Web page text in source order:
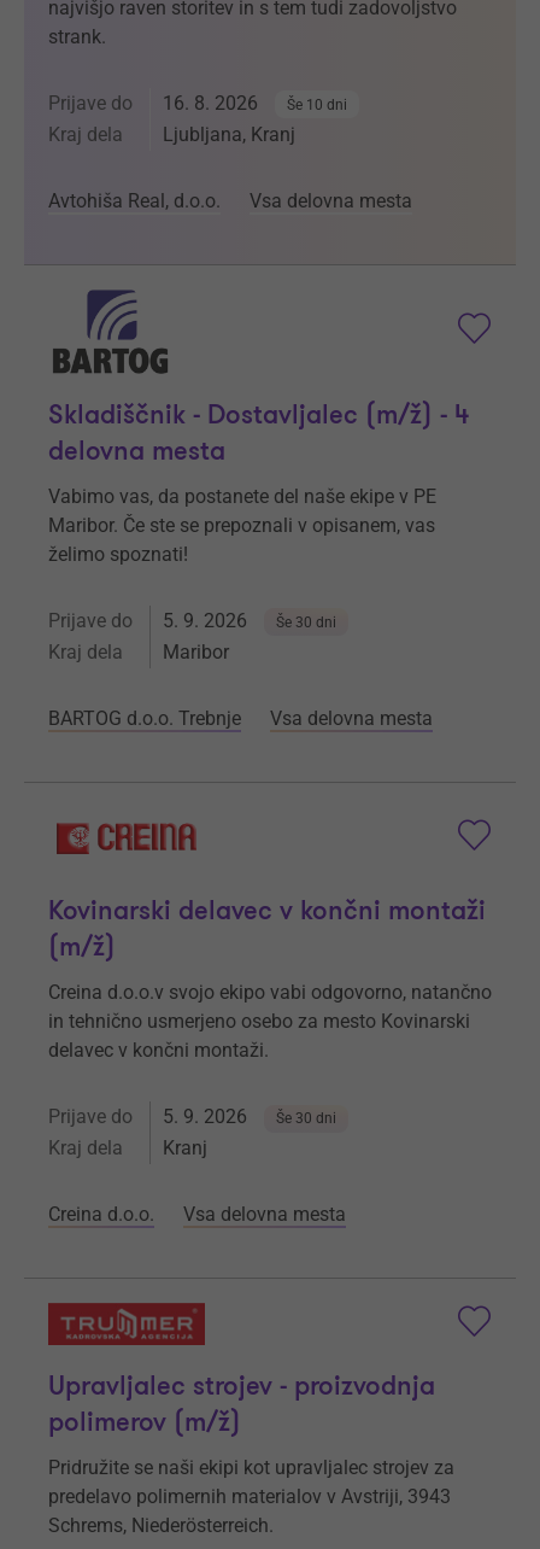
najvišjo raven storitev in s tem tudi zadovoljstvo
strank.
Prijave do 16. 8. 2026 Še 10 dni
Kraj dela Ljubljana, Kranj
Avtohiša Real, d.o.o. Vsa delovna mesta
Skladiščnik - Dostavljalec (m/ž) - 4
delovna mesta
Vabimo vas, da postanete del naše ekipe v PE
Maribor. Če ste se prepoznali v opisanem, vas
želimo spoznati!
Prijave do 5. 9. 2026 Še 30 dni
Kraj dela Maribor
BARTOG d.o.o. Trebnje Vsa delovna mesta
Kovinarski delavec v končni montaži
(m/ž)
Creina d.o.o.v svojo ekipo vabi odgovorno, natančno
in tehnično usmerjeno osebo za mesto Kovinarski
delavec v končni montaži.
Prijave do 5. 9. 2026 Še 30 dni
Kraj dela Kranj
Creina d.o.o. Vsa delovna mesta
Upravljalec strojev - proizvodnja
polimerov (m/ž)
Pridružite se naši ekipi kot upravljalec strojev za
predelavo polimernih materialov v Avstriji, 3943
Schrems, Niederösterreich.